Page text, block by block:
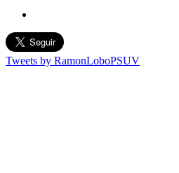
Tweets by RamonLoboPSUV